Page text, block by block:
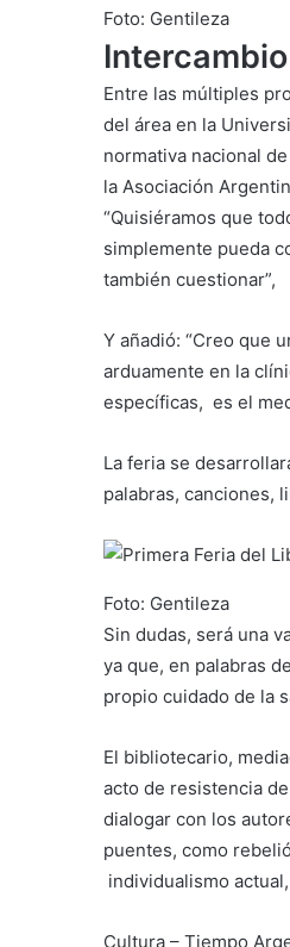
Foto: Gentileza
Entre las múltiples
del área en la
normativa nacional
la Asociación
“Quisiéramos que
simplemente pueda
también cuestionar”,
Y añadió: “Creo que
arduamente en la
específicas, es el
La feria se
palabras, canciones,
Foto: Gentileza
Sin dudas, será una
ya que, en palabras
propio cuidado de la
El bibliotecario,
acto de resistencia
dialogar con los
puentes, como
individualismo
​Cultura – Tiempo